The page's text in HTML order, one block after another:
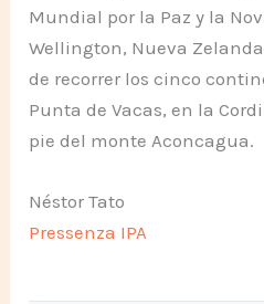
Mundial por la Paz y la
Wellington, Nueva
de recorrer los cinco
Punta de Vacas, en la
pie del monte Aconcagua.
Néstor Tato
Pressenza IPA